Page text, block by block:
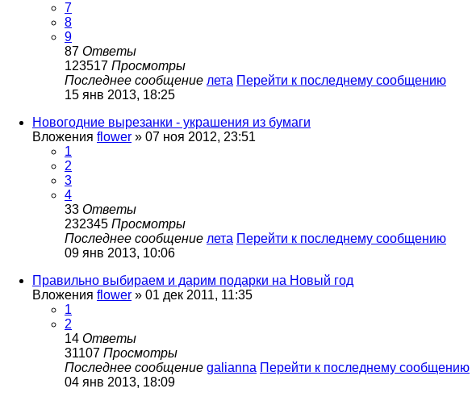
7
8
9
87 Ответы
123517 Просмотры
Последнее сообщение лета Перейти к последнему сообщению
15 янв 2013, 18:25
Новогодние вырезанки - украшения из бумаги
Вложения flower » 07 ноя 2012, 23:51
1
2
3
4
33 Ответы
232345 Просмотры
Последнее сообщение лета Перейти к последнему сообщению
09 янв 2013, 10:06
Правильно выбираем и дарим подарки на Новый год
Вложения flower » 01 дек 2011, 11:35
1
2
14 Ответы
31107 Просмотры
Последнее сообщение galianna Перейти к последнему сообщению
04 янв 2013, 18:09